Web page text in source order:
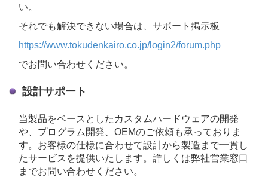
い。
それでも解決できない場合は、サポート掲示板
https://www.tokudenkairo.co.jp/login2/forum.php
でお問い合わせください。
設計サポート
当製品をベースとしたカスタムハードウェアの開発
や、プログラム開発、OEMのご依頼も承っておりま
す。お客様の仕様に合わせて設計から製造まで一貫し
たサービスを提供いたします。詳しくは弊社営業窓口
までお問い合わせください。